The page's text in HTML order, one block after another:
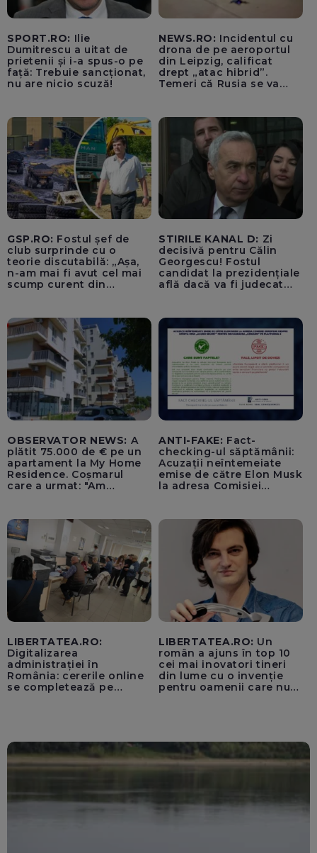
SPORT.RO: Ilie
Dumitrescu a uitat de
prietenii și i-a spus-o pe
față: Trebuie sancționat,
nu are nicio scuză!
NEWS.RO: Incidentul cu
drona de pe aeroportul
din Leipzig, calificat
drept „atac hibrid”.
Temeri că Rusia se va
neagă informațiile că
avioanele ucrainene din
apropierea dronei ar fi
fost încărcate cu muniție
GSP.RO: Fostul șef de
club surprinde cu o
teorie discutabilă: „Așa,
n-am mai fi avut cel mai
scump curent din
STIRILE KANAL D: Zi
decisivă pentru Călin
Georgescu! Fostul
candidat la prezidențiale
află dacă va fi judecat
OBSERVATOR NEWS: A
plătit 75.000 de € pe un
apartament la My Home
Residence. Coșmarul
care a urmat: "Am
ANTI-FAKE: Fact-
checking-ul săptămânii:
Acuzații neîntemeiate
emise de către Elon Musk
la adresa Comisiei
pentru instaurarea
„cenzurii” pe platforma X
LIBERTATEA.RO:
Digitalizarea
administrației în
România: cererile online
se completează pe
LIBERTATEA.RO: Un
român a ajuns în top 10
cei mai inovatori tineri
din lume cu o invenție
pentru oamenii care nu